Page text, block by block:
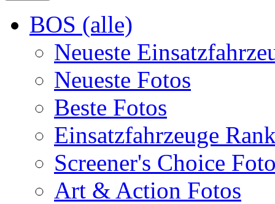
BOS (alle)
Neueste
Neueste Fotos
Beste Fotos
Einsatzfahrzeuge
Screener's Choice
Art & Action Fotos